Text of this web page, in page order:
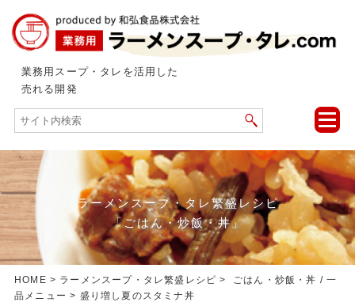
業務用スープ・タレを活用した
売れる開発
toggle
ラーメンスープ・タレ繁盛レシピ
「ごはん・炒飯・丼」
HOME > ラーメンスープ・タレ繁盛レシピ > ごはん・炒飯・丼 /一
品メニュー > 盛り増し夏のスタミナ丼